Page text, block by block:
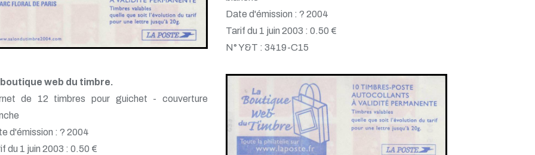
Date d'émission : ? 2004
Tarif du 1 juin 2003 : 0.50 €
N° Y&T : 3419-C15
boutique web du timbre.
de 12 timbres pour guichet - couverture
d'émission : ? 2004
du 1 juin 2003 : 0.50 €